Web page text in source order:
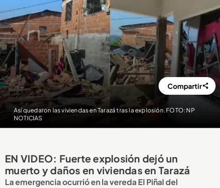
Así quedaron las viviendas en Tarazá tras la explosión. FOTO: NP
NOTICIAS
Compartir
EN VIDEO: Fuerte explosión dejó un
muerto y daños en viviendas en Tarazá
La emergencia ocurrió en la vereda El Piñal del